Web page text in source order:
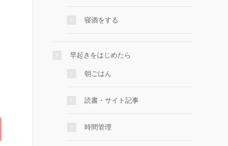
寝酒をする
早起きをはじめたら
朝ごはん
読書・サイト記事
時間管理